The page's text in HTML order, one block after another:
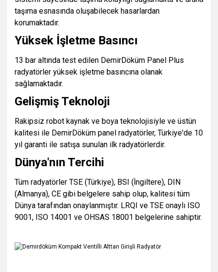
taşıma esnasında oluşabilecek hasarlardan
korumaktadır.
Yüksek İşletme Basıncı
13 bar altında test edilen DemirDöküm Panel Plus
radyatörler yüksek işletme basıncına olanak
sağlamaktadır.
Gelişmiş Teknoloji
Rakipsiz robot kaynak ve boya teknolojisiyle ve üstün
kalitesi ile DemirDöküm panel radyatörler, Türkiye'de 10
yıl garanti ile satışa sunulan ilk radyatörlerdir.
Dünya'nın Tercihi
Tüm radyatörler TSE (Türkiye), BSI (İngiltere), DIN
(Almanya), CE gibi belgelere sahip olup, kalitesi tüm
Dünya tarafından onaylanmıştır. LRQI ve TSE onaylı ISO
9001, ISO 14001 ve OHSAS 18001 belgelerine sahiptir.